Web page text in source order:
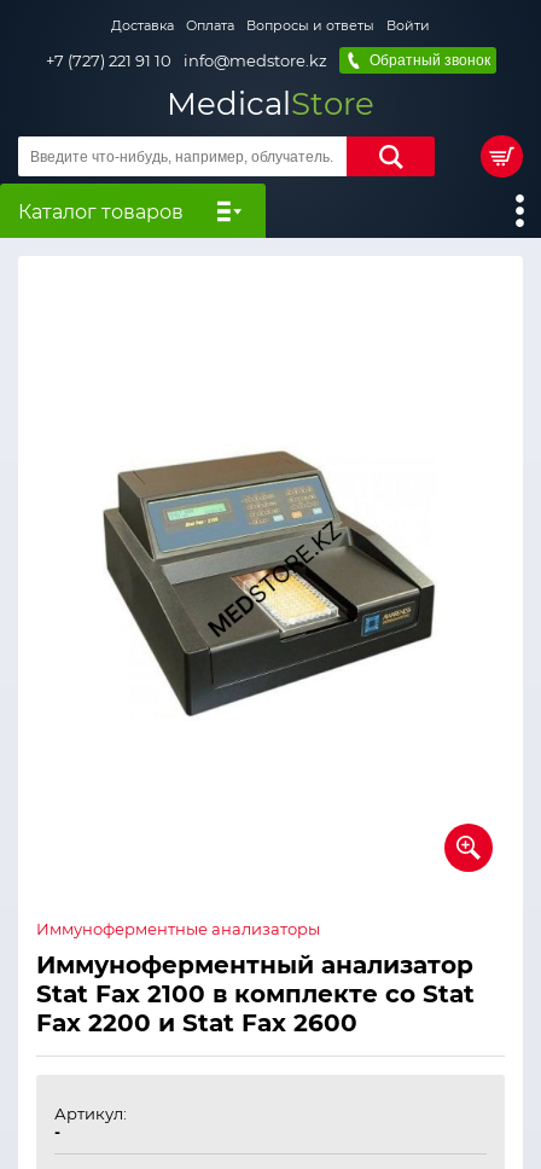
Доставка Оплата Вопросы и ответы Войти
+7 (727) 221 91 10 info@medstore.kz Обратный звонок
MedicalStore
Каталог товаров
Иммуноферментные анализаторы
Иммуноферментный анализатор
Stat Fax 2100 в комплекте со Stat
Fax 2200 и Stat Fax 2600
Артикул:
-